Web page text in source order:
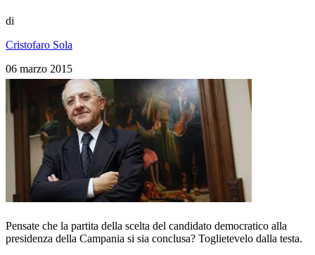
di
Cristofaro Sola
06 marzo 2015
Pensate che la partita della scelta del candidato democratico alla
presidenza della Campania si sia conclusa? Toglietevelo dalla testa.